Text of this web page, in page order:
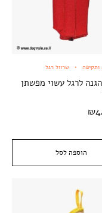
הוספה לסל
ותקיפה שרוול רגל
לרגל עשוי מפשתן
₪